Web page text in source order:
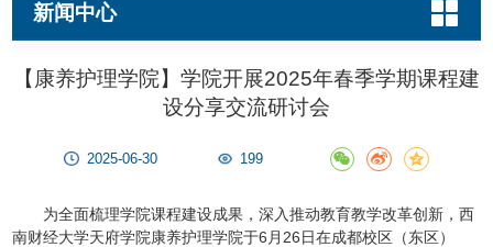
新闻中心
【康养护理学院】学院开展2025年春季学期课程建
设分享交流研讨会
2025-06-30 199
为全面梳理学院课程建设成果，深入推动教育教学改革创新，西
南财经大学天府学院康养护理学院于6月26日在成都校区（东区）